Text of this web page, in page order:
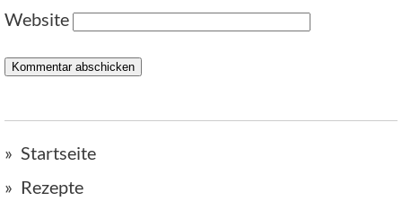
Website
Startseite
Rezepte